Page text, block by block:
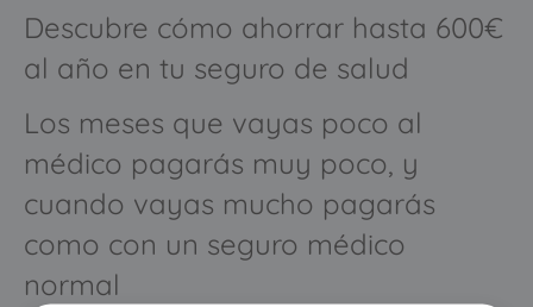
Descubre cómo ahorrar hasta 600€
al año en tu seguro de salud
Los meses que vayas poco al
médico pagarás muy poco, y
cuando vayas mucho pagarás
como con un seguro médico
normal